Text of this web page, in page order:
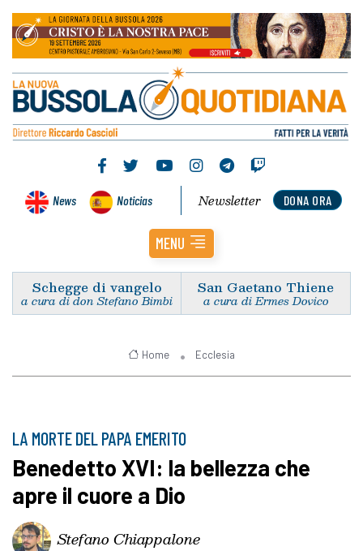
News Noticias DONA ORA
Newsletter
MENU
Schegge di vangelo
a cura di don Stefano Bimbi
San Gaetano Thiene
a cura di Ermes Dovico
Home Ecclesia
LA MORTE DEL PAPA EMERITO
Benedetto XVI: la bellezza che
apre il cuore a Dio
Stefano Chiappalone